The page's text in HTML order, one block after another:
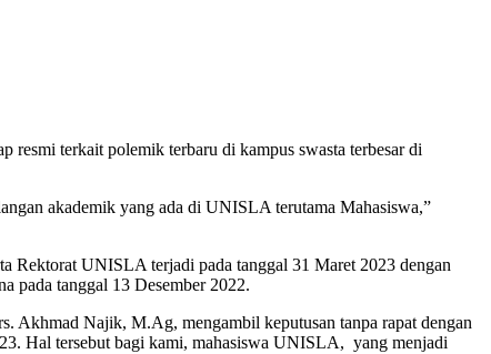
terkait polemik terbaru di kampus swasta terbesar di
akademik yang ada di UNISLA terutama Mahasiswa,”
Rektorat UNISLA terjadi pada tanggal 31 Maret 2023 dengan
pada tanggal 13 Desember 2022.
Akhmad Najik, M.Ag, mengambil keputusan tanpa rapat dengan
Hal tersebut bagi kami, mahasiswa UNISLA, yang menjadi